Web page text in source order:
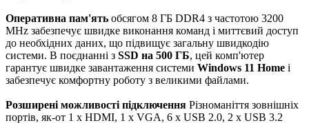
Оперативна пам'ять обсягом 8 ГБ DDR4 з частотою 3200
MHz забезпечує швидке виконання команд і миттєвий доступ
до необхідних даних, що підвищує загальну швидкодію
системи. В поєднанні з SSD на 500 ГБ, цей комп'ютер
гарантує швидке завантаження системи Windows 11 Home і
забезпечує комфортну роботу з великими файлами.
Розширені можливості підключення Різноманіття зовнішніх
портів, як-от 1 x HDMI, 1 x VGA, 6 x USB 2.0, 2 x USB 3.2